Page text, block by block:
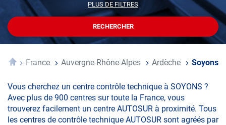
plusieurs
recherche
PLUS DE FILTRES
POUR
PERSONNALISER
VOTRE
RECHERCHE
RECHERCHER
UN
CENTRE
AUTOSUR
AccueilFrance Auvergne-Rhône-Alpes Ardèche Soyons
Vous cherchez un centre contrôle technique à SOYONS ?
Avec plus de 900 centres sur toute la France, vous
trouverez facilement un centre AUTOSUR à proximité. Tous
les centres de contrôle technique AUTOSUR sont agréés par